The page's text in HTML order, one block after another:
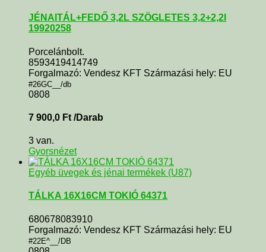
JÉNAITÁL+FEDŐ 3,2L SZÖGLETES 3,2+2,2l
19920258
Porcelánbolt.
8593419414749
Forgalmazó: Vendesz KFT Származási hely: EU
#26GC__/db
0808
7 900,0 Ft /Darab
3 van.
Gyorsnézet
Egyéb üvegek és jénai termékek (U87)
TÁLKA 16X16CM TOKIÓ 64371
680678083910
Forgalmazó: Vendesz KFT Származási hely: EU
#22E^__/DB